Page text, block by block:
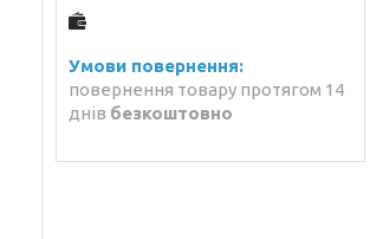
повернення товару протягом 14
днів безкоштовно